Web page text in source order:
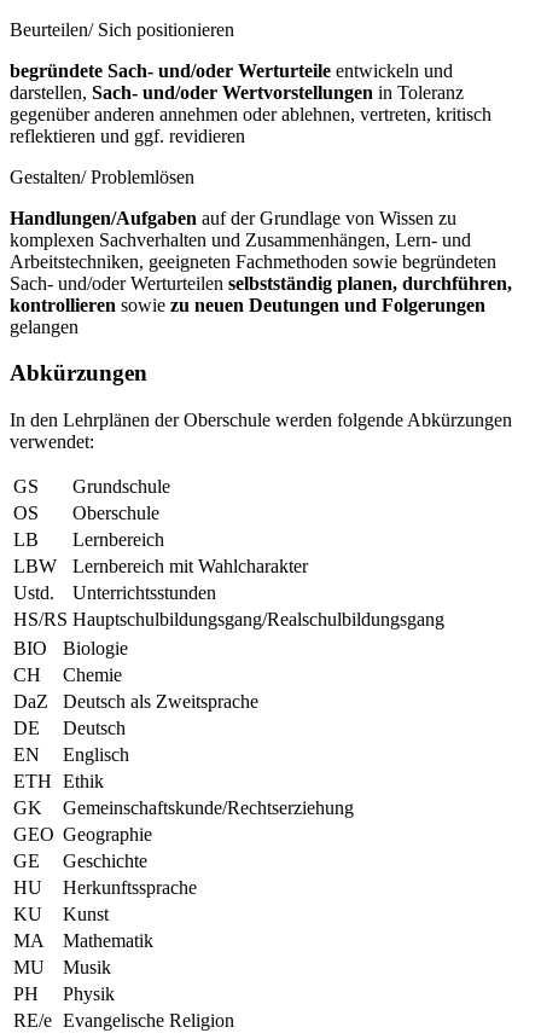
Beurteilen/ Sich positionieren
begründete Sach- und/oder Werturteile entwickeln und
darstellen, Sach- und/oder Wertvorstellungen in Toleranz
gegenüber anderen annehmen oder ablehnen, vertreten, kritisch
reflektieren und ggf. revidieren
Gestalten/ Problemlösen
Handlungen/Aufgaben auf der Grundlage von Wissen zu
komplexen Sachverhalten und Zusammenhängen, Lern- und
Arbeitstechniken, geeigneten Fachmethoden sowie begründeten
Sach- und/oder Werturteilen selbstständig planen, durchführen,
kontrollieren sowie zu neuen Deutungen und Folgerungen
gelangen
Abkürzungen
In den Lehrplänen der Oberschule werden folgende Abkürzungen
verwendet:
GS
Grundschule
OS
Oberschule
LB
Lernbereich
LBW
Lernbereich mit Wahlcharakter
Ustd.
Unterrichtsstunden
HS/RS Hauptschulbildungsgang/Realschulbildungsgang
BIO
Biologie
CH
Chemie
DaZ
Deutsch als Zweitsprache
DE
Deutsch
EN
Englisch
ETH Ethik
GK
Gemeinschaftskunde/Rechtserziehung
GEO Geographie
GE
Geschichte
HU
Herkunftssprache
KU
Kunst
MA
Mathematik
MU
Musik
PH
Physik
RE/e Evangelische Religion